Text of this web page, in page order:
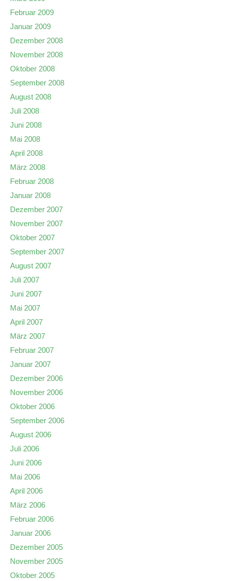
Februar 2009
Januar 2009
Dezember 2008
November 2008
Oktober 2008
September 2008
August 2008
Juli 2008
Juni 2008
Mai 2008
April 2008
März 2008
Februar 2008
Januar 2008
Dezember 2007
November 2007
Oktober 2007
September 2007
August 2007
Juli 2007
Juni 2007
Mai 2007
April 2007
März 2007
Februar 2007
Januar 2007
Dezember 2006
November 2006
Oktober 2006
September 2006
August 2006
Juli 2006
Juni 2006
Mai 2006
April 2006
März 2006
Februar 2006
Januar 2006
Dezember 2005
November 2005
Oktober 2005